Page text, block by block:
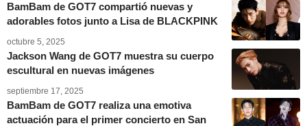
BamBam de GOT7 compartió nuevas y
adorables fotos junto a Lisa de BLACKPINK
octubre 5, 2025
Jackson Wang de GOT7 muestra su cuerpo
escultural en nuevas imágenes
septiembre 17, 2025
BamBam de GOT7 realiza una emotiva
actuación para el primer concierto en San